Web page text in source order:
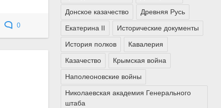
0
Донское казачество Древняя Русь
Екатерина II Исторические документы
История полков Кавалерия
Казачество Крымская война
Наполеоновские войны
Николаевская академия Генерального
штаба